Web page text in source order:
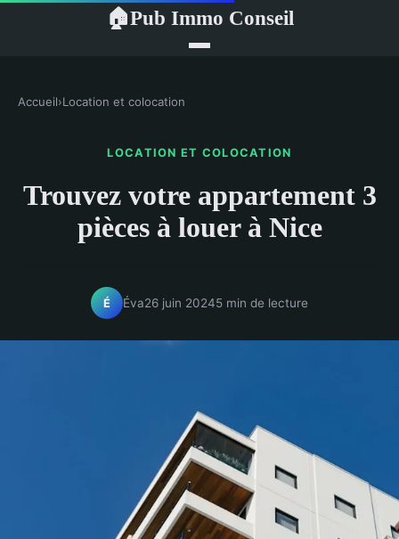
🏠Pub Immo Conseil
Accueil›Location et colocation
LOCATION ET COLOCATION
Trouvez votre appartement 3
pièces à louer à Nice
É Éva26 juin 20245 min de lecture